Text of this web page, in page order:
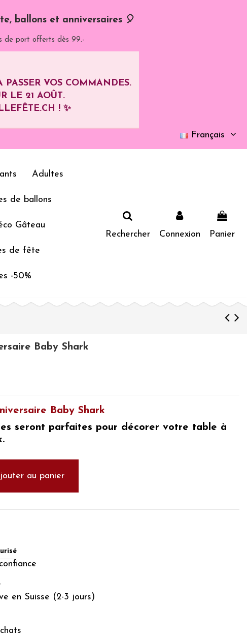
ballons et anniversaires 🎈
de port offerts dès 99.-
VOS COMMANDES.
LE 21 AOÛT.
! ✨
Français
Adultes
de ballons
Gâteau
de fête
-50%
Rechercher Connexion Panier
Baby Shark
Baby Shark
seront parfaites pour décorer votre table à
au panier
en Suisse (2-3 jours)